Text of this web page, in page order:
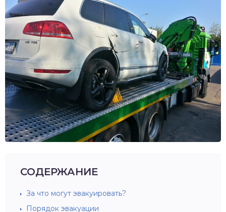
СОДЕРЖАНИЕ
За что могут эвакуировать?
Порядок эвакуации